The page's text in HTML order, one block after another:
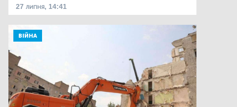
27 липня, 14:41
ВІЙНА